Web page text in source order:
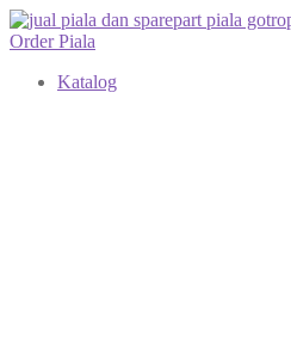
Order Piala
Katalog